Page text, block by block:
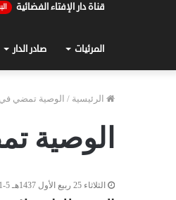
قناة دار الإفتاء الفضائية
المرئيات صادر الدار
الرئيسية / الوصية تمضي
الوصية
الثلاثاء 25 ربيع الأول 1437هـ 5-1-2016م